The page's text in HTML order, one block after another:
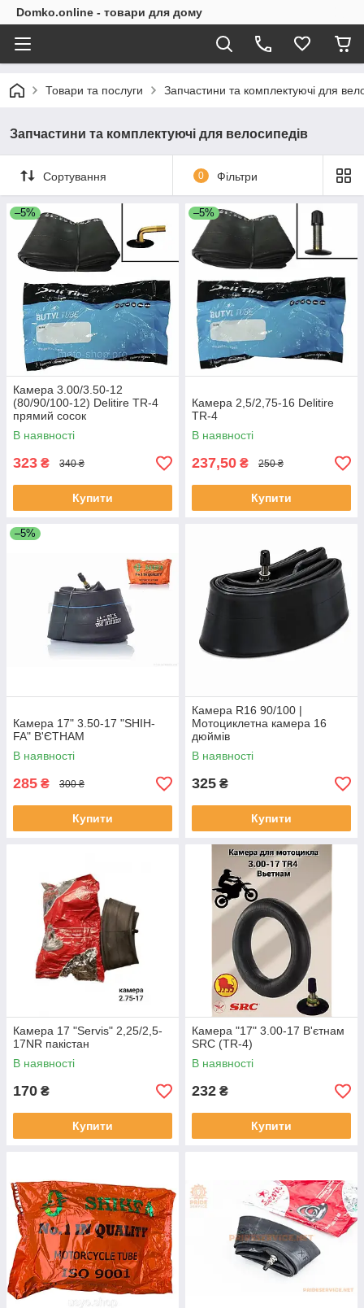
Domko.online - товари для дому
Товари та послуги Запчастини та комплектуючі для
Запчастини та комплектуючі для велосипедів
Сортування 0 Фільтри
–5%
Камера 3.00/3.50-12
(80/90/100-12) Delitire TR-4
прямий сосок
В наявності
323 ₴ 340 ₴
Купити
–5%
Камера 2,5/2,75-16 Delitire
TR-4
В наявності
237,50 ₴ 250 ₴
Купити
–5%
Камера 17" 3.50-17 "SHIH-
FA" В'ЄТНАМ
В наявності
285 ₴ 300 ₴
Купити
Камера R16 90/100 |
Мотоциклетна камера 16
дюймів
В наявності
325 ₴
Купити
Камера 17 "Servis" 2,25/2,5-
17NR пакістан
В наявності
170 ₴
Купити
Камера "17" 3.00-17 В'єтнам
SRC (TR-4)
В наявності
232 ₴
Купити